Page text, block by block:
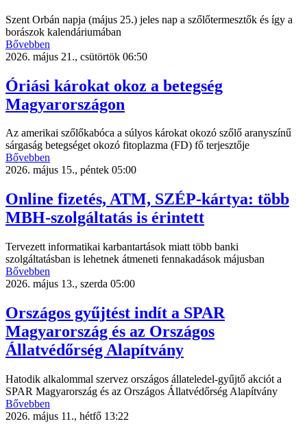
Szent Orbán napja (május 25.) jeles nap a szőlőtermesztők és így a
borászok kalendáriumában
Bővebben
2026. május 21., csütörtök 06:50
Óriási károkat okoz a betegség
Magyarországon
Az amerikai szőlőkabóca a súlyos károkat okozó szőlő aranyszínű
sárgaság betegséget okozó fitoplazma (FD) fő terjesztője
Bővebben
2026. május 15., péntek 05:00
Online fizetés, ATM, SZÉP-kártya: több
MBH-szolgáltatás is érintett
Tervezett informatikai karbantartások miatt több banki
szolgáltatásban is lehetnek átmeneti fennakadások májusban
Bővebben
2026. május 13., szerda 05:00
Országos gyűjtést indít a SPAR
Magyarország és az Országos
Állatvédőrség Alapítvány
Hatodik alkalommal szervez országos állateledel-gyűjtő akciót a
SPAR Magyarország és az Országos Állatvédőrség Alapítvány
Bővebben
2026. május 11., hétfő 13:22